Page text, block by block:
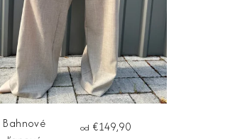
Bahnové
od €149,90